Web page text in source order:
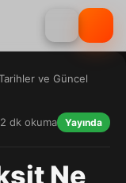
ve Güncel
2 dk okuma Yayında
Ne